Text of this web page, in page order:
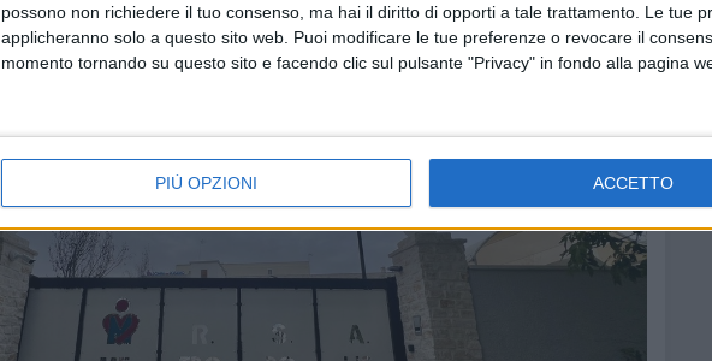
possono non richiedere il tuo consenso, ma hai il diritto di opporti a tale trattamento. Le tue
applicheranno solo a questo sito web. Puoi modificare le tue preferenze o revocare il
momento tornando su questo sito e facendo clic sul pulsante "Privacy" in fondo alla pagina
PIÙ OPZIONI ACCETTO